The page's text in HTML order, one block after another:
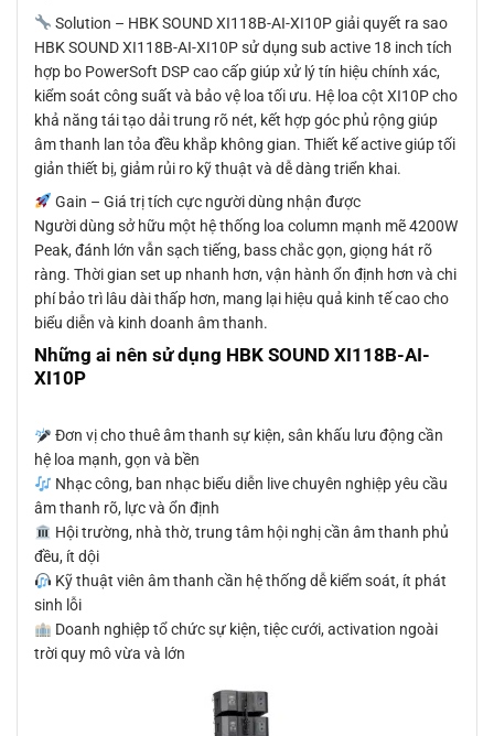
Solution – HBK SOUND XI118B-AI-XI10P giải quyết ra sao
HBK SOUND XI118B-AI-XI10P sử dụng sub active 18 inch tích
hợp bo PowerSoft DSP cao cấp giúp xử lý tín hiệu chính xác,
kiểm soát công suất và bảo vệ loa tối ưu. Hệ loa cột XI10P cho
khả năng tái tạo dải trung rõ nét, kết hợp góc phủ rộng giúp
âm thanh lan tỏa đều khắp không gian. Thiết kế active giúp tối
giản thiết bị, giảm rủi ro kỹ thuật và dễ dàng triển khai.
Gain – Giá trị tích cực người dùng nhận được
Người dùng sở hữu một hệ thống loa column mạnh mẽ 4200W
Peak, đánh lớn vẫn sạch tiếng, bass chắc gọn, giọng hát rõ
ràng. Thời gian set up nhanh hơn, vận hành ổn định hơn và chi
phí bảo trì lâu dài thấp hơn, mang lại hiệu quả kinh tế cao cho
biểu diễn và kinh doanh âm thanh.
Những ai nên sử dụng HBK SOUND XI118B-AI-
XI10P
Đơn vị cho thuê âm thanh sự kiện, sân khấu lưu động cần
hệ loa mạnh, gọn và bền
Nhạc công, ban nhạc biểu diễn live chuyên nghiệp yêu cầu
âm thanh rõ, lực và ổn định
Hội trường, nhà thờ, trung tâm hội nghị cần âm thanh phủ
đều, ít dội
Kỹ thuật viên âm thanh cần hệ thống dễ kiểm soát, ít phát
sinh lỗi
Doanh nghiệp tổ chức sự kiện, tiệc cưới, activation ngoài
trời quy mô vừa và lớn